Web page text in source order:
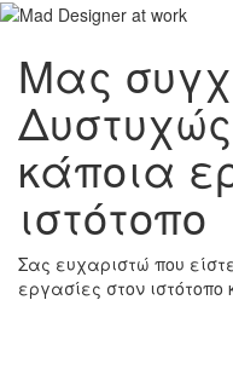
Μας
κάποια
ιστότοπο
Σας ευχαριστώ που
εργασίες στον